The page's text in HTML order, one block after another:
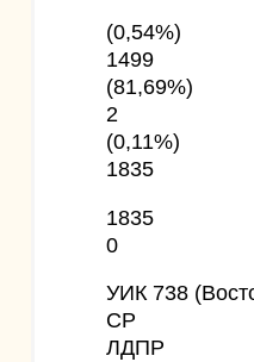
(0,54%)
1499
(81,69%)
2
(0,11%)
1835
1835
0
УИК 738
СР
ЛДПР